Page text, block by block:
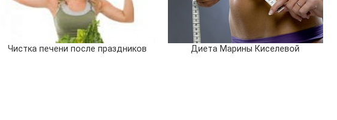
Чистка печени после праздников Диета Марины Киселевой